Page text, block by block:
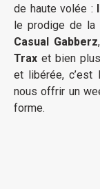
de haute volée :
le prodige de la
Casual
Gabberz,
Trax et bien
et libérée, c’est
nous offrir un
forme.